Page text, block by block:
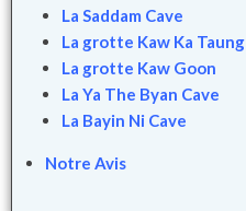
La Saddam Cave
La grotte Kaw Ka Taung
La grotte Kaw Goon
La Ya The Byan Cave
La Bayin Ni Cave
Notre Avis